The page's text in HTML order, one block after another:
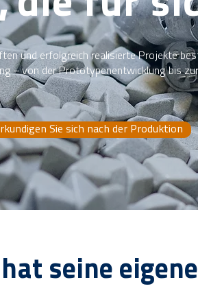
und erfolgreich realisierte Projekte
– von der Prototypenentwicklung bis
Sie sich nach der Produktion
seine